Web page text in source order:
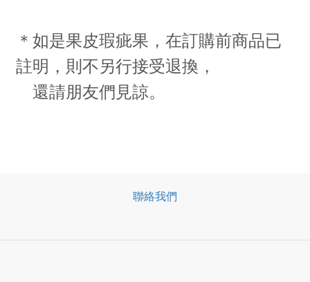
＊如是果皮瑕疵果，在訂購前商品已
註明，則不另行接受退換，
還請朋友們見諒。
聯絡我們